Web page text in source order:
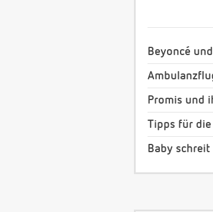
Beyoncé
Promis und
Tipps für
Baby schreit